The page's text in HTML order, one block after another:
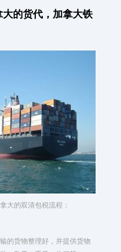
的货代，加拿大铁
大的双清包税流程：
的货物整理好，并提供货物